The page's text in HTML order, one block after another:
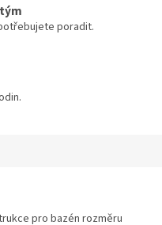
poradit.
pro bazén rozměru